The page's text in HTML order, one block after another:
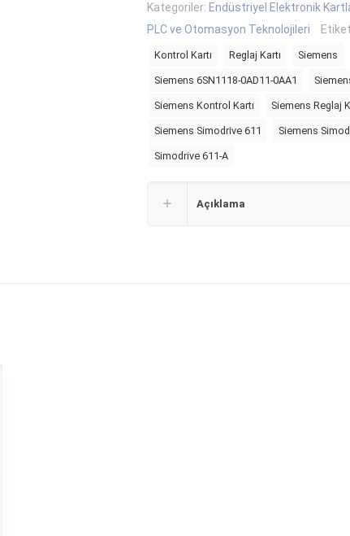
Kategoriler: Endüstriyel Elektronik
PLC ve Otomasyon Teknolojileri
Kontrol Kartı Reglaj Kartı Siemens
Siemens 6SN1118-0AD11-0AA1
Siemens Kontrol Kartı Siemens Reglaj
Siemens Simodrive 611 Siemens
Simodrive 611-A
Açıklama